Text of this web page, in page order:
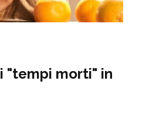
"tempi morti" in